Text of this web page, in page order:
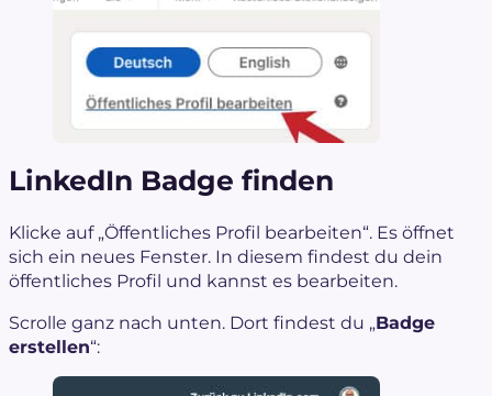
LinkedIn Badge finden
Klicke auf „Öffentliches Profil bearbeiten“. Es öffnet
sich ein neues Fenster. In diesem findest du dein
öffentliches Profil und kannst es bearbeiten.
Scrolle ganz nach unten. Dort findest du „Badge
erstellen“: